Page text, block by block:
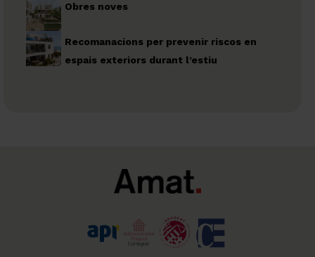
Obres noves
Recomanacions per prevenir riscos en
espais exteriors durant l’estiu